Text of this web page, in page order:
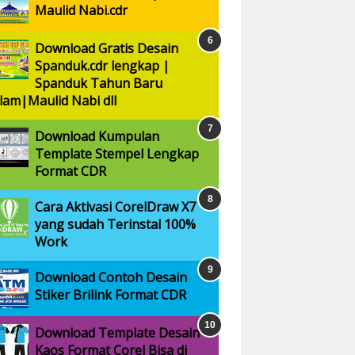
Maulid Nabi.cdr
Download Gratis Desain
Spanduk.cdr lengkap |
Spanduk Tahun Baru
Nabi dll
Download Kumpulan
Template Stempel Lengkap
Format CDR
Cara Aktivasi CorelDraw X7
yang sudah Terinstal 100%
Work
Download Contoh Desain
Stiker Brilink Format CDR
Download Template Desain
Kaos Format Corel Bisa di